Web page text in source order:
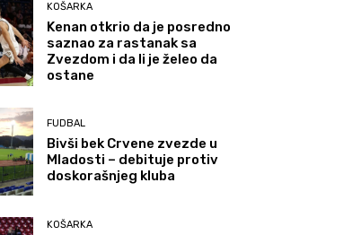
KOŠARKA
Kenan otkrio da je posredno
saznao za rastanak sa
Zvezdom i da li je želeo da
ostane
FUDBAL
Bivši bek Crvene zvezde u
Mladosti – debituje protiv
doskorašnjeg kluba
KOŠARKA